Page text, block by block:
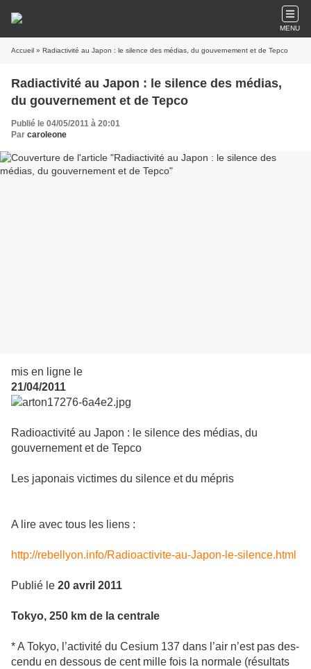
MENU
Accueil » Radiactivité au Japon : le silence des médias, du gouvernement et de Tepco
Radiactivité au Japon : le silence des médias,
du gouvernement et de Tepco
Publié le 04/05/2011 à 20:01
Par caroleone
mis en ligne le
21/04/2011
Radioactivité au Japon : le silence des médias, du
gouvernement et de Tepco
Les japonais victimes du silence et du mépris
A lire avec tous les liens :
http://rebellyon.info/Radioactivite-au-Japon-le-silence.html
Publié le 20 avril 2011
Tokyo, 250 km de la cen­trale
* A Tokyo, l’acti­vité du Cesium 137 dans l’air n’est pas des­
cendu en des­sous de cent mille fois la nor­male (résul­tats